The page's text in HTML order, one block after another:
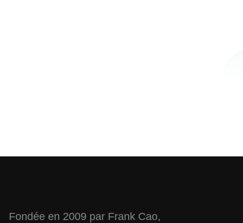
Fondée en 2009 par Frank Cao,